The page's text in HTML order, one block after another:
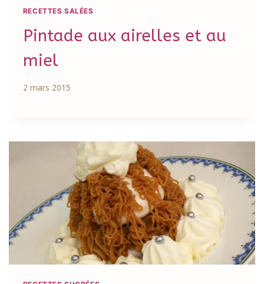
RECETTES SALÉES
Pintade aux airelles et au
miel
2 mars 2015